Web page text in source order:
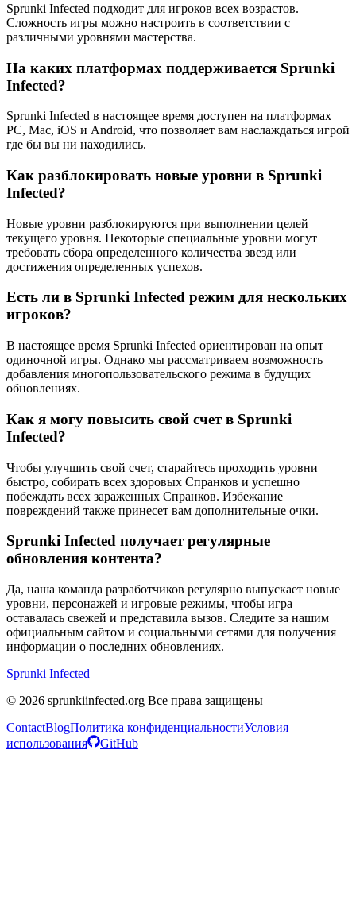
Sprunki Infected подходит для игроков всех возрастов.
Сложность игры можно настроить в соответствии с
различными уровнями мастерства.
На каких платформах поддерживается Sprunki
Infected?
Sprunki Infected в настоящее время доступен на платформах
PC, Mac, iOS и Android, что позволяет вам наслаждаться игрой
где бы вы ни находились.
Как разблокировать новые уровни в Sprunki
Infected?
Новые уровни разблокируются при выполнении целей
текущего уровня. Некоторые специальные уровни могут
требовать сбора определенного количества звезд или
достижения определенных успехов.
Есть ли в Sprunki Infected режим для нескольких
игроков?
В настоящее время Sprunki Infected ориентирован на опыт
одиночной игры. Однако мы рассматриваем возможность
добавления многопользовательского режима в будущих
обновлениях.
Как я могу повысить свой счет в Sprunki
Infected?
Чтобы улучшить свой счет, старайтесь проходить уровни
быстро, собирать всех здоровых Спранков и успешно
побеждать всех зараженных Спранков. Избежание
повреждений также принесет вам дополнительные очки.
Sprunki Infected получает регулярные
обновления контента?
Да, наша команда разработчиков регулярно выпускает новые
уровни, персонажей и игровые режимы, чтобы игра
оставалась свежей и представила вызов. Следите за нашим
официальным сайтом и социальными сетями для получения
информации о последних обновлениях.
Sprunki Infected
© 2026 sprunkiinfected.org Все права защищены
ContactBlogПолитика конфиденциальностиУсловия
использования
GitHub